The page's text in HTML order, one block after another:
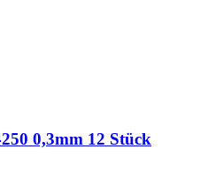
0,3mm 12 Stück